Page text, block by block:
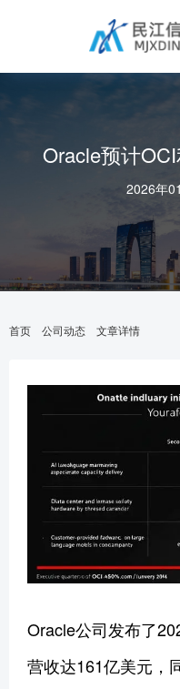
Oracle预计
2026年
首页 公司动态 文章详情
Oracle公司发布了
营收达161亿美元，